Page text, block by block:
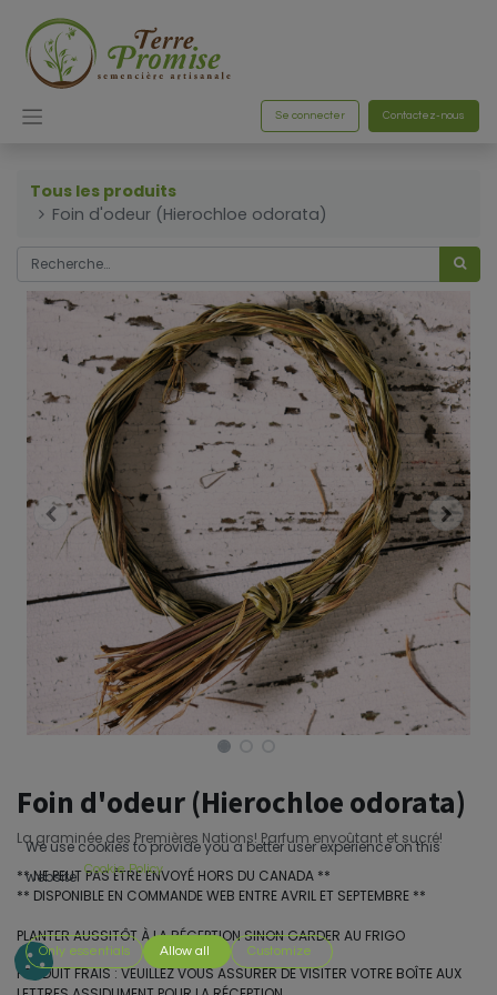
Se connecter Contactez-nous
Tous les produits
Foin d'odeur (Hierochloe odorata)
Foin d'odeur (Hierochloe odorata)
La graminée des Premières Nations! Parfum envoûtant et sucré!
** NE PEUT PAS ÊTRE ENVOYÉ HORS DU CANADA **
** DISPONIBLE EN COMMANDE WEB ENTRE AVRIL ET SEPTEMBRE **
PLANTER AUSSITÔT À LA RÉCEPTION SINON GARDER AU FRIGO
PRODUIT FRAIS : VEUILLEZ VOUS ASSURER DE VISITER VOTRE BOÎTE AUX
We use cookies to provide you a better user experience on this
website. Cookie Policy
Only essentials Allow all Customize